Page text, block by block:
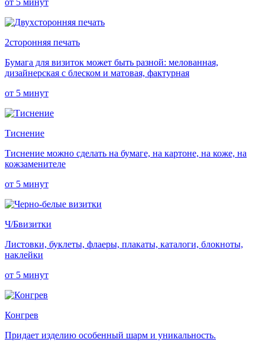
2сторонняя печать
Бумага для визиток может быть разной: мелованная,
дизайнерская с блеском и матовая, фактурная
от 5 минут
Тиснение
Тиснение можно сделать на бумаге, на картоне, на коже, на
кожзаменителе
от 5 минут
Ч/Бвизитки
Листовки, буклеты, флаеры, плакаты, каталоги, блокноты,
наклейки
от 5 минут
Конгрев
Придает изделию особенный шарм и уникальность.